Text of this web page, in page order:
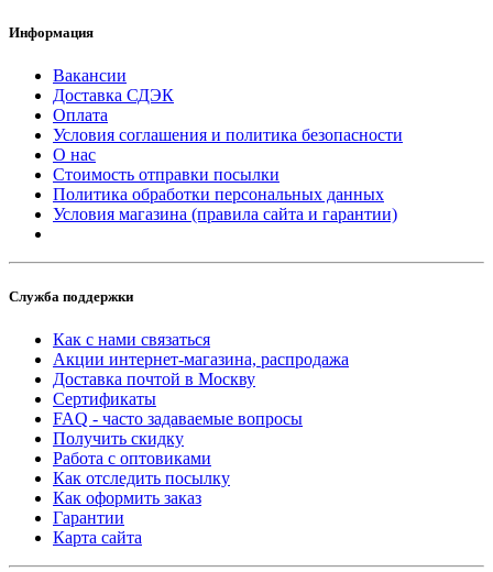
Информация
Вакансии
Доставка СДЭК
Оплата
Условия соглашения и политика безопасности
О нас
Стоимость отправки посылки
Политика обработки персональных данных
Условия магазина (правила сайта и гарантии)
Служба поддержки
Как с нами связаться
Акции интернет-магазина, распродажа
Доставка почтой в Москву
Сертификаты
FAQ - часто задаваемые вопросы
Получить скидку
Работа с оптовиками
Как отследить посылку
Как оформить заказ
Гарантии
Карта сайта